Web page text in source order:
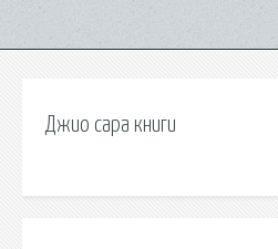
Джио сара книги